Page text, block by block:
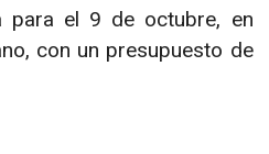
para el 9 de octubre, en
con un presupuesto de